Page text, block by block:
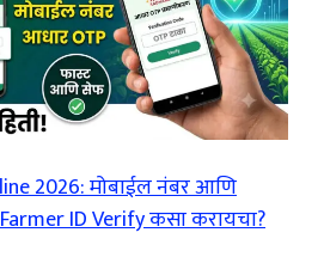
2026: मोबाईल नंबर आणि
ID Verify कसा करायचा?